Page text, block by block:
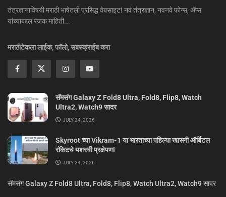
तंत्रज्ञानाविषयी मराठी भाषेतली प्रसिद्ध वेबसाइट! नवं तंत्रज्ञान, नवनवे फोन्स, ॲप्स
यांच्याबद्दल रंजक माहिती...
मराठीटेकला लाईक, फॉलो, सबस्क्राईब करा
सॅमसंग Galaxy Z Fold8 Ultra, Fold8, Flip8, Watch
Ultra2, Watch9 सादर
JULY 24, 2026
Skyroot च्या Vikram-1 या भारताच्या पहिल्या खासगी ऑर्बिटल
रॉकेटचे यशस्वी प्रक्षेपण!
JULY 24, 2026
सॅमसंग Galaxy Z Fold8 Ultra, Fold8, Flip8, Watch Ultra2, Watch9 सादर